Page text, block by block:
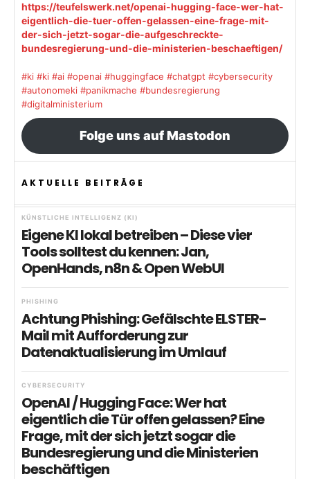
https://teufelswerk.net/openai-hugging-face-wer-hat-
eigentlich-die-tuer-offen-gelassen-eine-frage-mit-
der-sich-jetzt-sogar-die-aufgeschreckte-
bundesregierung-und-die-ministerien-beschaeftigen/
#ki #ki #ai #openai #huggingface #chatgpt #cybersecurity
#autonomeki #panikmache #bundesregierung
#digitalministerium
Folge uns auf Mastodon
AKTUELLE BEITRÄGE
KÜNSTLICHE INTELLIGENZ (KI)
Eigene KI lokal betreiben – Diese vier
Tools solltest du kennen: Jan,
OpenHands, n8n & Open WebUI
PHISHING
Achtung Phishing: Gefälschte ELSTER-
Mail mit Aufforderung zur
Datenaktualisierung im Umlauf
CYBERSECURITY
OpenAI / Hugging Face: Wer hat
eigentlich die Tür offen gelassen? Eine
Frage, mit der sich jetzt sogar die
Bundesregierung und die Ministerien
beschäftigen